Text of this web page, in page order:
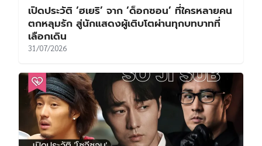
เปิดประวัติ ‘ฮเยริ’ จาก ‘ด็อกซอน’ ที่ใครหลายคน
ตกหลุมรัก สู่นักแสดงผู้เติบโตผ่านทุกบทบาทที่
เลือกเดิน
31/07/2026